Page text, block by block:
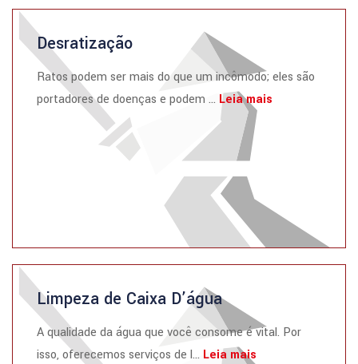
Desratização
Ratos podem ser mais do que um incômodo; eles são
portadores de doenças e podem ... Leia mais
Limpeza de Caixa D’água
A qualidade da água que você consome é vital. Por
isso, oferecemos serviços de l... Leia mais